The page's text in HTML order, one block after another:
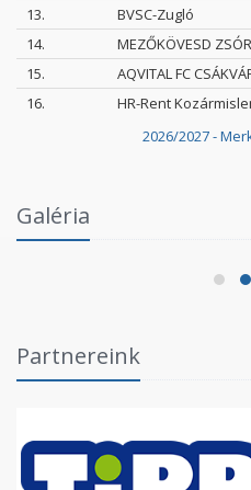
2026/2027 -
13.
BVSC-Zugló
14.
MEZŐKÖVESD
15.
AQVITAL FC
16.
HR-Rent
Galéria
Fórumban
2026.06.03.
Partnereink